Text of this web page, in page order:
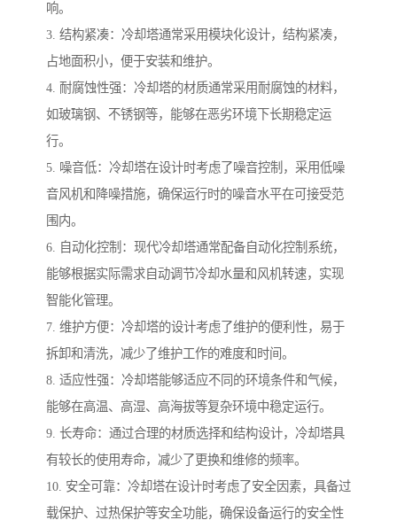
响。
3. 结构紧凑：冷却塔通常采用模块化设计，结构紧凑，
占地面积小，便于安装和维护。
4. 耐腐蚀性强：冷却塔的材质通常采用耐腐蚀的材料，
如玻璃钢、不锈钢等，能够在恶劣环境下长期稳定运
行。
5. 噪音低：冷却塔在设计时考虑了噪音控制，采用低噪
音风机和降噪措施，确保运行时的噪音水平在可接受范
围内。
6. 自动化控制：现代冷却塔通常配备自动化控制系统，
能够根据实际需求自动调节冷却水量和风机转速，实现
智能化管理。
7. 维护方便：冷却塔的设计考虑了维护的便利性，易于
拆卸和清洗，减少了维护工作的难度和时间。
8. 适应性强：冷却塔能够适应不同的环境条件和气候，
能够在高温、高湿、高海拔等复杂环境中稳定运行。
9. 长寿命：通过合理的材质选择和结构设计，冷却塔具
有较长的使用寿命，减少了更换和维修的频率。
10. 安全可靠：冷却塔在设计时考虑了安全因素，具备过
载保护、过热保护等安全功能，确保设备运行的安全性